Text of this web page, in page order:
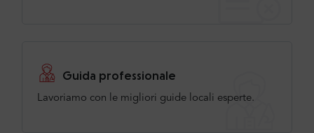
Guida professionale
Lavoriamo con le migliori guide locali esperte.